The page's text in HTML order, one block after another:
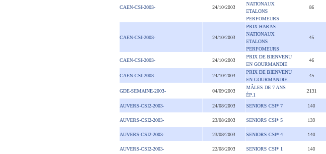
CAEN-CSI-2003- 24/10/2003
NATIONAUX
ETALONS
PERFOMEURS
86
CAEN-CSI-2003- 24/10/2003
PRIX HARAS
NATIONAUX
ETALONS
PERFOMEURS
45
CAEN-CSI-2003- 24/10/2003
PRIX DE BIENVENU
EN GOURMANDIE
46
CAEN-CSI-2003- 24/10/2003
PRIX DE BIENVENU
EN GOURMANDIE
45
GDE-SEMAINE-2003- 04/09/2003
MÂLES DE 7 ANS
ÉP.1
2131
AUVERS-CSI2-2003- 24/08/2003 SENIORS CSI* 7 140
AUVERS-CSI2-2003- 23/08/2003 SENIORS CSI* 5 139
AUVERS-CSI2-2003- 23/08/2003 SENIORS CSI* 4 140
AUVERS-CSI2-2003- 22/08/2003 SENIORS CSI* 1 140